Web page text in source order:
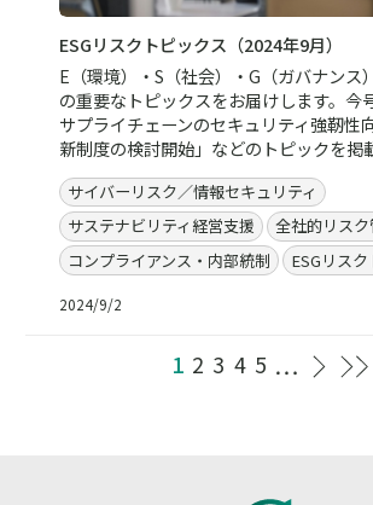
ESGリスクトピックス（2024年9月）
E（環境）・S（社会）・G（ガバナンス
の重要なトピックスをお届けします。今
サプライチェーンのセキュリティ強靭性
新制度の検討開始」などのトピックを掲
サイバーリスク／情報セキュリティ
サステナビリティ経営支援
全社的リスク
コンプライアンス・内部統制
ESGリス
2024/9/2
1 2 3 4 5